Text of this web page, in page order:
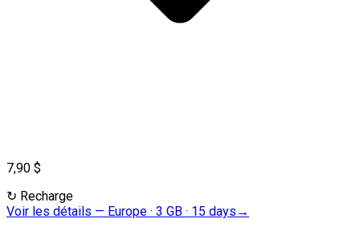
7,90 $
↻ Recharge
Voir les détails — Europe · 3 GB · 15 days →